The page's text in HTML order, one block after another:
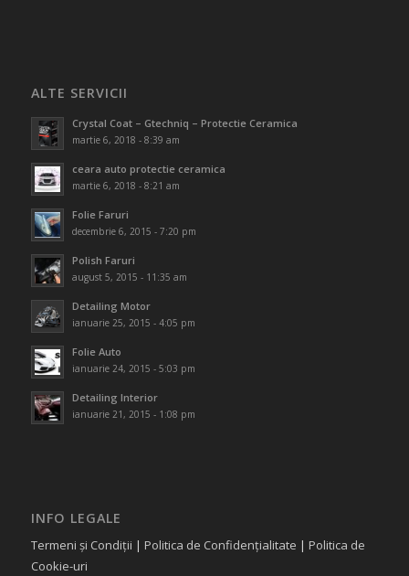
ALTE SERVICII
Crystal Coat – Gtechniq – Protectie Ceramica
martie 6, 2018 - 8:39 am
ceara auto protectie ceramica
martie 6, 2018 - 8:21 am
Folie Faruri
decembrie 6, 2015 - 7:20 pm
Polish Faruri
august 5, 2015 - 11:35 am
Detailing Motor
ianuarie 25, 2015 - 4:05 pm
Folie Auto
ianuarie 24, 2015 - 5:03 pm
Detailing Interior
ianuarie 21, 2015 - 1:08 pm
INFO LEGALE
Termeni și Condiții | Politica de Confidențialitate | Politica de
Cookie-uri